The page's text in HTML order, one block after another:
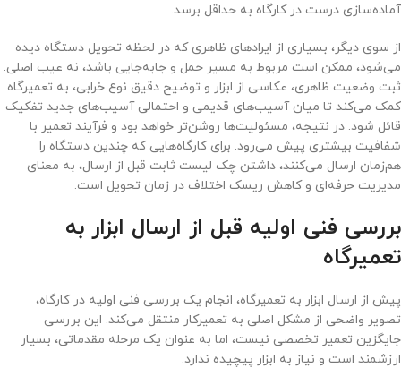
آماده‌سازی درست در کارگاه به حداقل برسد.
از سوی دیگر، بسیاری از ایرادهای ظاهری که در لحظه تحویل دستگاه دیده
می‌شود، ممکن است مربوط به مسیر حمل و جابه‌جایی باشد، نه عیب اصلی.
ثبت وضعیت ظاهری، عکاسی از ابزار و توضیح دقیق نوع خرابی، به تعمیرگاه
کمک می‌کند تا میان آسیب‌های قدیمی و احتمالی آسیب‌های جدید تفکیک
قائل شود. در نتیجه، مسئولیت‌ها روشن‌تر خواهد بود و فرآیند تعمیر با
شفافیت بیشتری پیش می‌رود. برای کارگاه‌هایی که چندین دستگاه را
هم‌زمان ارسال می‌کنند، داشتن چک لیست ثابت قبل از ارسال، به معنای
مدیریت حرفه‌ای و کاهش ریسک اختلاف در زمان تحویل است.
بررسی فنی اولیه قبل از ارسال ابزار به
تعمیرگاه
پیش از ارسال ابزار به تعمیرگاه، انجام یک بررسی فنی اولیه در کارگاه،
تصویر واضحی از مشکل اصلی به تعمیرکار منتقل می‌کند. این بررسی
جایگزین تعمیر تخصصی نیست، اما به عنوان یک مرحله مقدماتی، بسیار
ارزشمند است و نیاز به ابزار پیچیده ندارد.